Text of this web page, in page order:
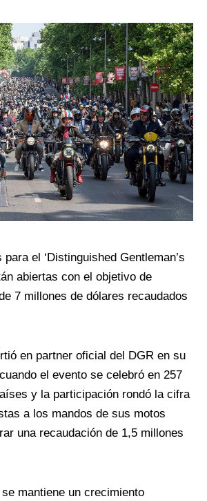
el ‘Distinguished Gentleman’s
abiertas con el objetivo de
7 millones de dólares recaudados
en partner oficial del DGR en su
el evento se celebró en 257
y la participación rondó la cifra
a los mandos de sus motos
una recaudación de 1,5 millones
mantiene un crecimiento